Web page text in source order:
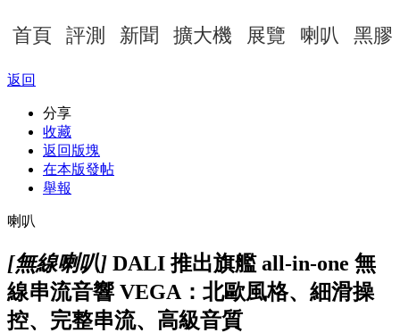
首頁 評測 新聞 擴大機 展覽 喇叭 黑膠
返回
分享
收藏
返回版塊
在本版發帖
舉報
喇叭
[無線喇叭] DALI 推出旗艦 all-in-one 無
線串流音響 VEGA：北歐風格、細滑操
控、完整串流、高級音質